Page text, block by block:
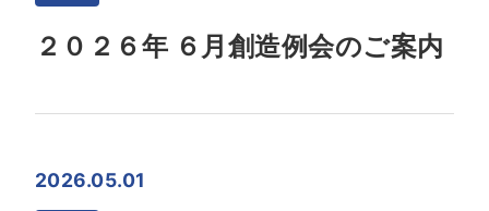
２０２６年 ６月創造例会のご案内
2026.05.01